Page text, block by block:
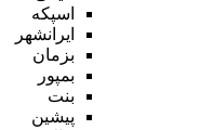
اسپکه
ایرانشهر
بزمان
بمپور
بنت
پیشین